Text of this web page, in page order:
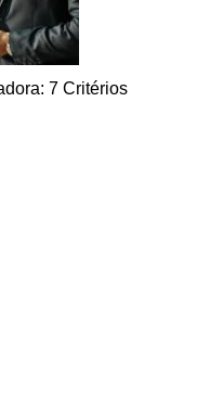
7 Critérios